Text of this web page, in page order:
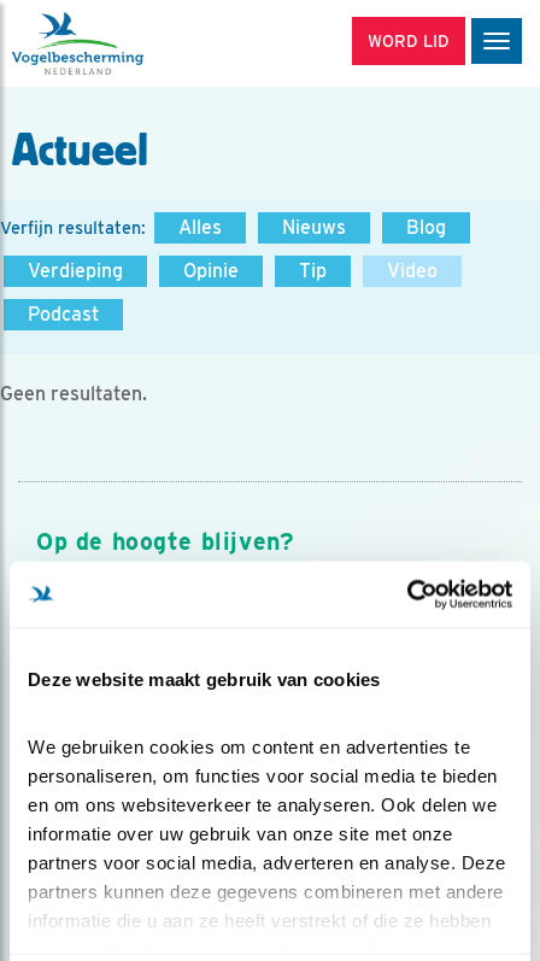
Deze website maakt gebruik van cookies
We gebruiken cookies om content en advertenties te
personaliseren, om functies voor social media te bieden
en om ons websiteverkeer te analyseren. Ook delen we
informatie over uw gebruik van onze site met onze
partners voor social media, adverteren en analyse. Deze
partners kunnen deze gegevens combineren met andere
informatie die u aan ze heeft verstrekt of die ze hebben
WORD LID
Actueel
Verfijn resultaten: Alles Nieuws
Blog
Verdieping
Opinie Tip
Video
Podcast
Geen resultaten.
Op de hoogte blijven?
Meld je aan en ontvang nieuws, inspiratie, acties en tips
over vogels en activiteiten van Vogelbescherming.